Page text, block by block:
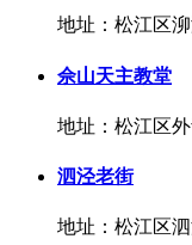
地址：松江区
佘山天主教堂
地址：松江区
泗泾老街
地址：松江区